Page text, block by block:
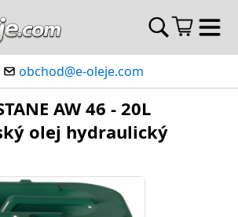
obchod@e-oleje.com
AW 46 - 20L
olej hydraulický